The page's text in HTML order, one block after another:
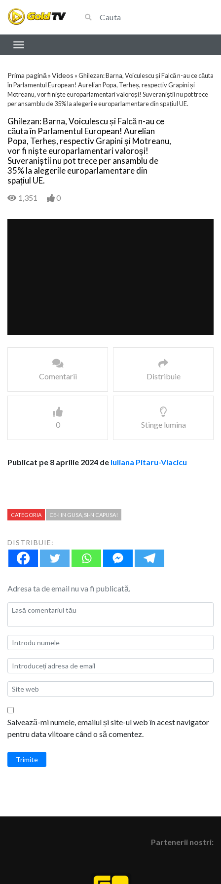
Prima pagină »Videos »Ghilezan: Barna, Voiculescu și Falcă n-au ce căuta
în Parlamentul European! Aurelian Popa, Terheș, respectiv Grapini și
Motreanu, vor fi niște europarlamentari valoroși! Suveraniștii nu pot trece
per ansamblu de 35% la alegerile europarlamentare din spațiul UE.
Ghilezan: Barna, Voiculescu și Falcă n-au ce
căuta în Parlamentul European! Aurelian
Popa, Terheș, respectiv Grapini și Motreanu,
vor fi niște europarlamentari valoroși!
Suveraniștii nu pot trece per ansamblu de
35% la alegerile europarlamentare din
spațiul UE.
1,351 0
Comentarii Distribuie
0 Stinge lumina
Publicat pe 8 aprilie 2024 de Iuliana Pitaru-Vlacicu
CATEGORIA CE-I IN GUSA, SI-N CAPUSA!
DISTRIBUIE:
Adresa ta de email nu va fi publicată.
Salvează-mi numele, emailul și site-ul web în acest navigator
pentru data viitoare când o să comentez.
Trimite
Partenerii nostri: